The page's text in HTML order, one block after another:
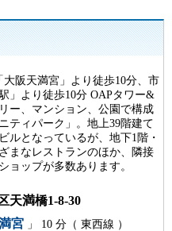
大阪天満宮」より徒歩10分、市
」より徒歩10分 OAPタワー&
ー、マンション、公園で構成
ティパーク」。地上39階建て
ルとなっているが、地下1階・
まなレストランのほか、隣接
ョップが多数あります。
天満橋1-8-30
宮 」 10 分（ 東西線 ）